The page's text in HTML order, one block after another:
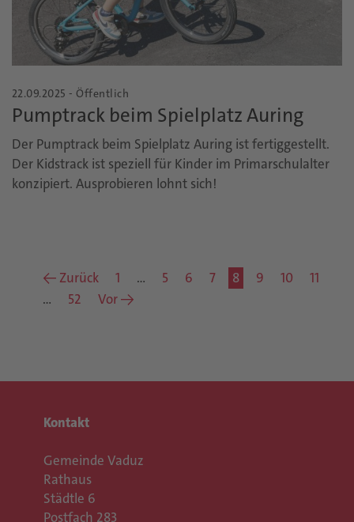
22.09.2025 - Öffentlich
Pumptrack beim Spielplatz Auring
Der Pumptrack beim Spielplatz Auring ist fertiggestellt.
Der Kidstrack ist speziell für Kinder im Primarschulalter
konzipiert. Ausprobieren lohnt sich!
← Zurück 1 … 5 6 7 8 9 10
11
…
52 Vor →
Kontakt
Gemeinde Vaduz
Rathaus
Städtle 6
Postfach 283